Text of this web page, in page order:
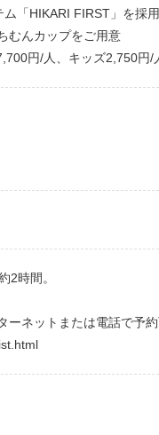
「HIKARI FIRST」を採用
むんカップをご用意
円/人、キッズ2,750円/
2時間。
ーネットまたは電話で予